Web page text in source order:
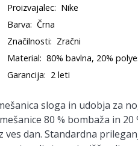
Proizvajalec: Nike
Barva: Črna
Značilnosti: Zračni
Material: 80% bavlna, 20%
Garancija: 2 leti
sloga in udobja za
80 % bombaža in 20
dan. Standardna